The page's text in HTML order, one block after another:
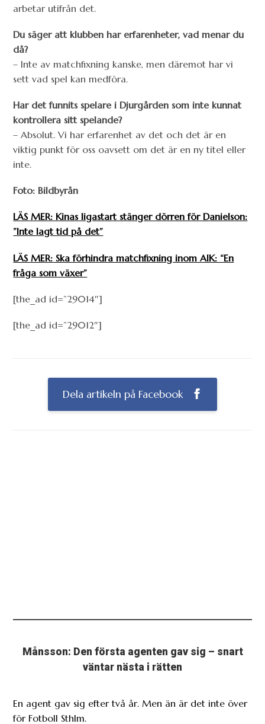
arbetar utifrån det.
Du säger att klubben har erfarenheter, vad menar du
då?
– Inte av matchfixning kanske, men däremot har vi
sett vad spel kan medföra.
Har det funnits spelare i Djurgården som inte kunnat
kontrollera sitt spelande?
– Absolut. Vi har erfarenhet av det och det är en
viktig punkt för oss oavsett om det är en ny titel eller
inte.
Foto: Bildbyrån
LÄS MER: Kinas ligastart stänger dörren för Danielson:
”Inte lagt tid på det”
LÄS MER: Ska förhindra matchfixning inom AIK: “En
fråga som växer”
[the_ad id=”29014″]
[the_ad id=”29012″]
Dela artikeln på Facebook
Månsson: Den första agenten gav sig – snart
väntar nästa i rätten
En agent gav sig efter två år. Men än är det inte över
för Fotboll Sthlm.